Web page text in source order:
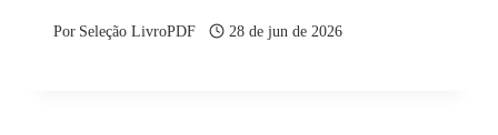
Por Seleção LivroPDF 28 de jun de 2026